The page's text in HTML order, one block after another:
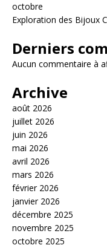
octobre
Exploration des Bijoux
Derniers
Aucun commentaire à
Archive
août 2026
juillet 2026
juin 2026
mai 2026
avril 2026
mars 2026
février 2026
janvier 2026
décembre 2025
novembre 2025
octobre 2025